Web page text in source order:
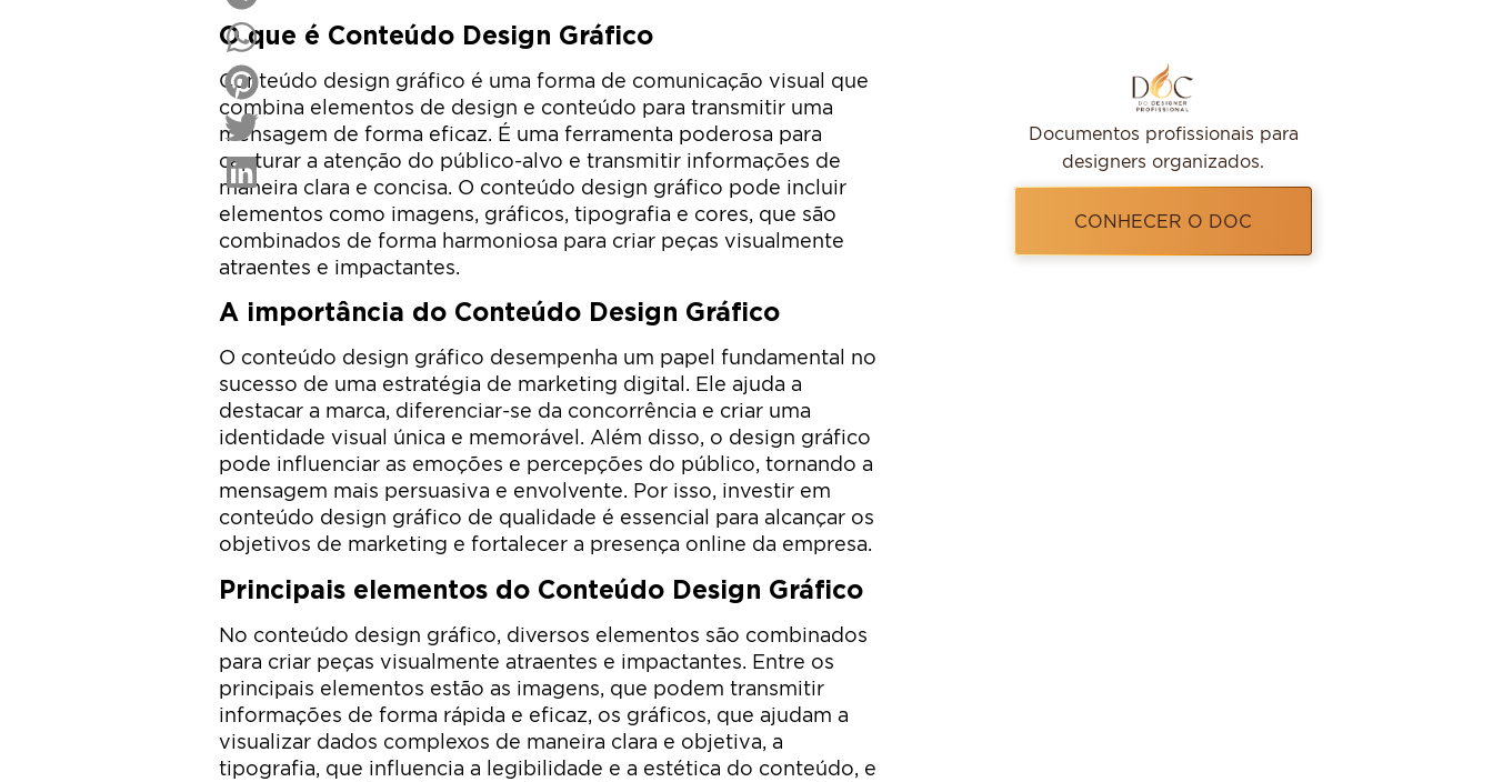
O que é Conteúdo Design Gráfico
Conteúdo design gráfico é uma forma de comunicação visual que
combina elementos de design e conteúdo para transmitir uma
mensagem de forma eficaz. É uma ferramenta poderosa para
capturar a atenção do público-alvo e transmitir informações de
maneira clara e concisa. O conteúdo design gráfico pode incluir
elementos como imagens, gráficos, tipografia e cores, que são
combinados de forma harmoniosa para criar peças visualmente
atraentes e impactantes.
A importância do Conteúdo Design Gráfico
O conteúdo design gráfico desempenha um papel fundamental no
sucesso de uma estratégia de marketing digital. Ele ajuda a
destacar a marca, diferenciar-se da concorrência e criar uma
identidade visual única e memorável. Além disso, o design gráfico
pode influenciar as emoções e percepções do público, tornando a
mensagem mais persuasiva e envolvente. Por isso, investir em
conteúdo design gráfico de qualidade é essencial para alcançar os
objetivos de marketing e fortalecer a presença online da empresa.
Principais elementos do Conteúdo Design Gráfico
No conteúdo design gráfico, diversos elementos são combinados
para criar peças visualmente atraentes e impactantes. Entre os
principais elementos estão as imagens, que podem transmitir
informações de forma rápida e eficaz, os gráficos, que ajudam a
visualizar dados complexos de maneira clara e objetiva, a
tipografia, que influencia a legibilidade e a estética do conteúdo, e
Documentos profissionais para
designers organizados.
CONHECER O DOC